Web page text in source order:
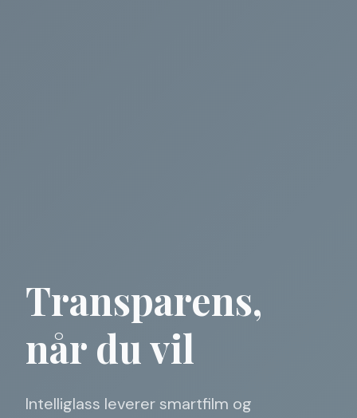
Transparens,
når du vil
Intelliglass leverer smartfilm og